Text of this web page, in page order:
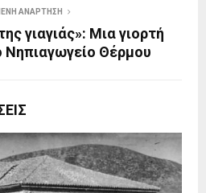
ΑΝΆΡΤΗΣΗ
γιαγιάς»: Μια γιορτή
Νηπιαγωγείο Θέρμου